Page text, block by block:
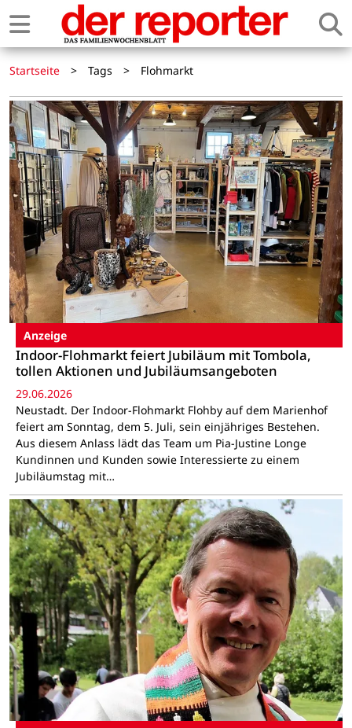
Startseite > Tags > Flohmarkt
Anzeige
Indoor-Flohmarkt feiert Jubiläum mit Tombola,
tollen Aktionen und Jubiläumsangeboten
29.06.2026
Neustadt. Der Indoor-Flohmarkt Flohby auf dem Marienhof
feiert am Sonntag, dem 5. Juli, sein einjähriges Bestehen.
Aus diesem Anlass lädt das Team um Pia-Justine Longe
Kundinnen und Kunden sowie Interessierte zu einem
Jubiläumstag mit…